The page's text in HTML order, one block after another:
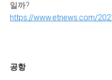
일까?
https://www.etnews.com/
공항